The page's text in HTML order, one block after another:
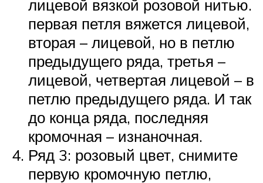
лицевой вязкой розовой нитью.
первая петля вяжется лицевой,
вторая – лицевой, но в петлю
предыдущего ряда, третья –
лицевой, четвертая лицевой – в
петлю предыдущего ряда. И так
до конца ряда, последняя
кромочная – изнаночная.
Ряд 3: розовый цвет, снимите
первую кромочную петлю,